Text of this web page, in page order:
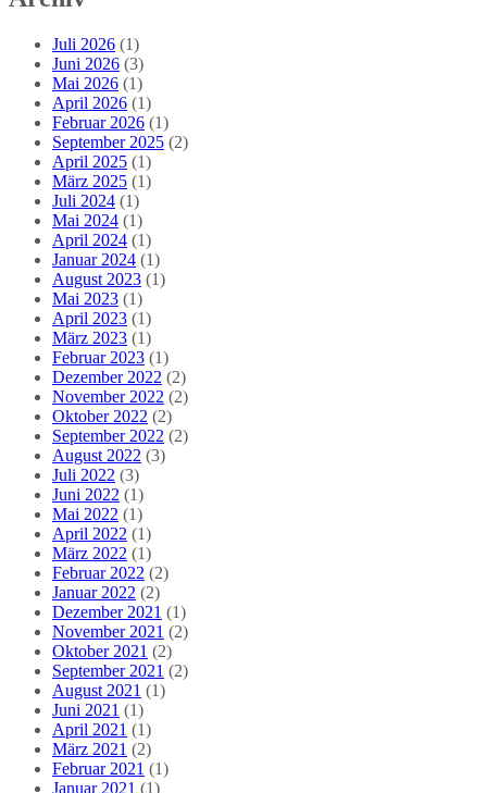
Juli 2026 (1)
Juni 2026 (3)
Mai 2026 (1)
April 2026 (1)
Februar 2026 (1)
September 2025 (2)
April 2025 (1)
März 2025 (1)
Juli 2024 (1)
Mai 2024 (1)
April 2024 (1)
Januar 2024 (1)
August 2023 (1)
Mai 2023 (1)
April 2023 (1)
März 2023 (1)
Februar 2023 (1)
Dezember 2022 (2)
November 2022 (2)
Oktober 2022 (2)
September 2022 (2)
August 2022 (3)
Juli 2022 (3)
Juni 2022 (1)
Mai 2022 (1)
April 2022 (1)
März 2022 (1)
Februar 2022 (2)
Januar 2022 (2)
Dezember 2021 (1)
November 2021 (2)
Oktober 2021 (2)
September 2021 (2)
August 2021 (1)
Juni 2021 (1)
April 2021 (1)
März 2021 (2)
Februar 2021 (1)
Januar 2021 (1)